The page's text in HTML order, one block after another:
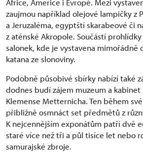
zaujmou například olejové lampičky z
a Jeruzaléma, egyptští skarabeové či
z aténské Akropole. Součástí
salonek, kde je vystavena mimořádně
katana ze slonoviny.
Podobně působivé sbírky nabízí také
dodnes budí zájem muzeum a
Klemense Metternicha. Ten během
přibližně osmnáct set předmětů z
K nejcennějším exponátům patří dvě
staré více než tři a půl tisíce let nebo
samurajské zbroje.